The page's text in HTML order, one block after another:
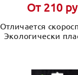
От 210
Отличается
Экологически